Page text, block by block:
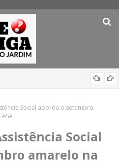
Social aborda o setembro
Social
amarelo na